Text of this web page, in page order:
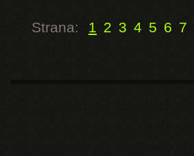
Strana: 1 2 3 4 5 6 7